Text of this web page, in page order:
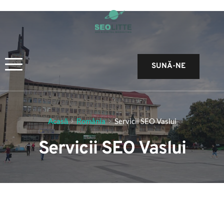
SUNĂ-NE
Acasă România Servicii SEO Vaslui
Servicii SEO Vaslui